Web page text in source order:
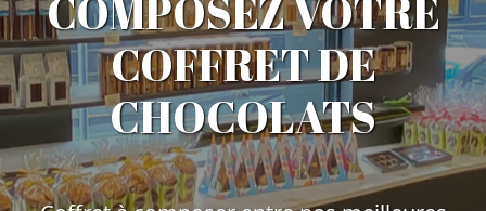
COMPOSEZ VOTRE
COFFRET DE
CHOCOLATS